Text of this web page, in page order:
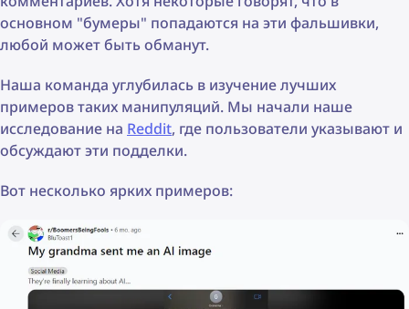
основном "бумеры" попадаются на эти фальшивки,
любой может быть обманут.
Наша команда углубилась в изучение лучших
примеров таких манипуляций. Мы начали наше
исследование на Reddit, где пользователи указывают и
обсуждают эти подделки.
Вот несколько ярких примеров: